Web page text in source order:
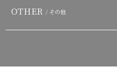
OTHER / その他